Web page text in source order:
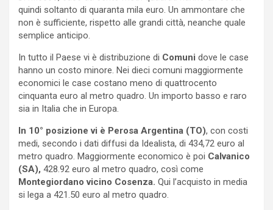
quindi soltanto di quaranta mila euro. Un ammontare che
non è sufficiente, rispetto alle grandi città, neanche quale
semplice anticipo.
In tutto il Paese vi è distribuzione di Comuni dove le case
hanno un costo minore. Nei dieci comuni maggiormente
economici le case costano meno di quattrocento
cinquanta euro al metro quadro. Un importo basso e raro
sia in Italia che in Europa.
In 10° posizione vi è Perosa Argentina (TO), con costi
medi, secondo i dati diffusi da Idealista, di 434,72 euro al
metro quadro. Maggiormente economico è poi Calvanico
(SA), 428.92 euro al metro quadro, così come
Montegiordano vicino Cosenza. Qui l’acquisto in media
si lega a 421.50 euro al metro quadro.